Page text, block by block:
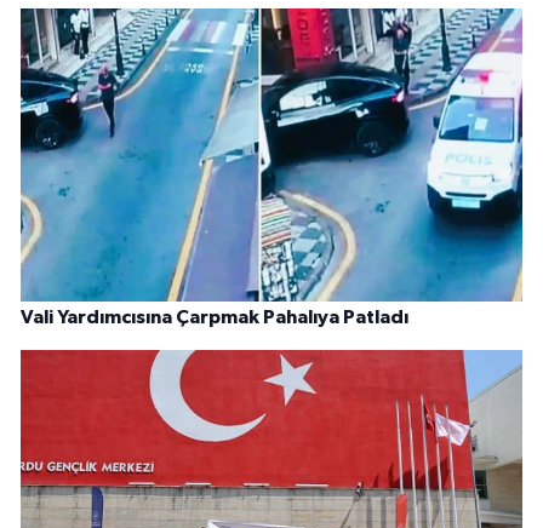
Vali Yardımcısına Çarpmak Pahalıya Patladı